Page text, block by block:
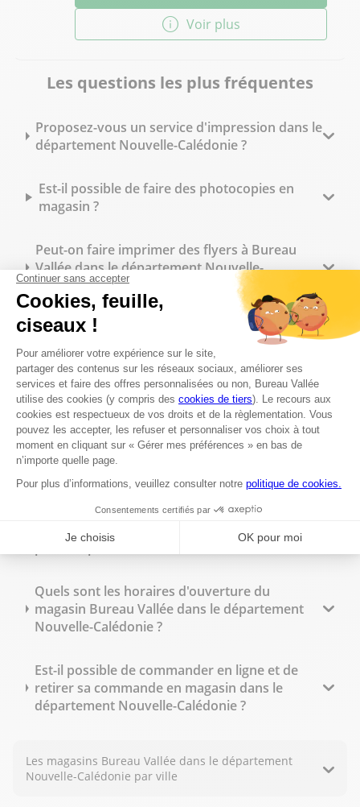
Voir plus
Les questions les plus fréquentes
Proposez-vous un service d'impression dans le
département Nouvelle-Calédonie ?
Est-il possible de faire des photocopies en
magasin ?
Peut-on faire imprimer des flyers à Bureau
Vallée dans le département Nouvelle-
Calédonie ?
Quels types de reliure sont disponibles en
magasin ?
Peut-on commander des tampons
personnalisés sur place ?
Quelles fournitures de bureau trouve-t-on en
magasin ?
Bureau Vallée dans le département Nouvelle-
Calédonie propose-t-il des tarifs spécifiques
Quels sont les horaires d'ouverture du
magasin Bureau Vallée dans le département
Nouvelle-Calédonie ?
Est-il possible de commander en ligne et de
retirer sa commande en magasin dans le
département Nouvelle-Calédonie ?
Les magasins Bureau Vallée dans le département
Nouvelle-Calédonie par ville